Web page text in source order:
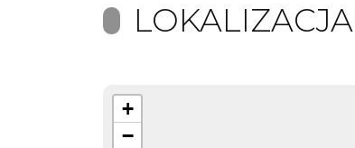
LOKALIZACJA
+
−